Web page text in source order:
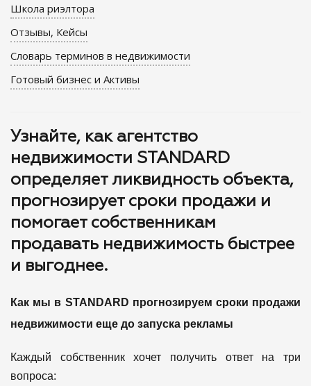
Школа риэлтора
Отзывы, Кейсы
Словарь терминов в недвижимости
Готовый бизнес и Активы
Узнайте, как агентство
недвижимости STANDARD
определяет ликвидность объекта,
прогнозирует сроки продажи и
помогает собственникам
продавать недвижимость быстрее
и выгоднее.
Как мы в STANDARD прогнозируем сроки продажи
недвижимости еще до запуска рекламы
Каждый собственник хочет получить ответ на три
вопроса: